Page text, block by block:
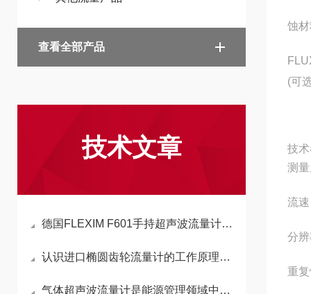
查看全部产品
技术文章
德国FLEXIM F601手持超声波流量计现货采购，北京康安森值得了解
认识进口椭圆齿轮流量计的工作原理与应用
气体超声波流量计是能源管理领域中的核心设备
蚀
(可
技
测
流
分
重